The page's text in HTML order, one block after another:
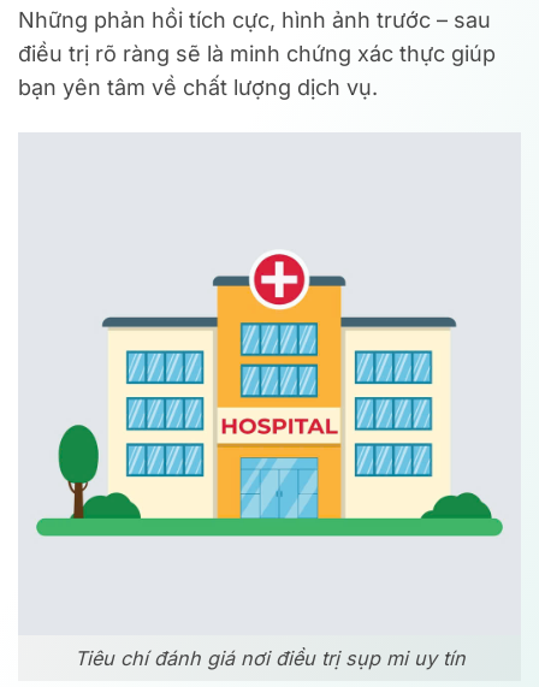
Những phản hồi tích cực, hình ảnh trước – sau
điều trị rõ ràng sẽ là minh chứng xác thực giúp
bạn yên tâm về chất lượng dịch vụ.
Tiêu chí đánh giá nơi điều trị sụp mi uy tín